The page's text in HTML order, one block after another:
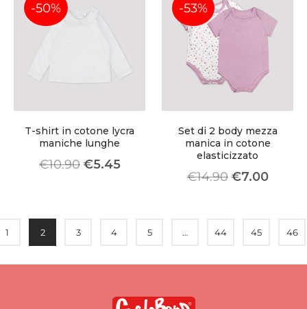
-50%
T-shirt in cotone lycra
maniche lunghe
€10.90 €5.45
-53%
Set di 2 body mezza
manica in cotone
elasticizzato
€14.90 €7.00
1 2 3 4 5 … 44 45 46